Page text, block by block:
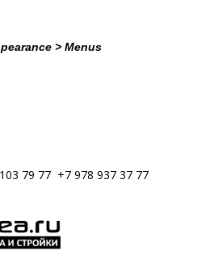
> Menus
79 77 +7 978 937 37 77